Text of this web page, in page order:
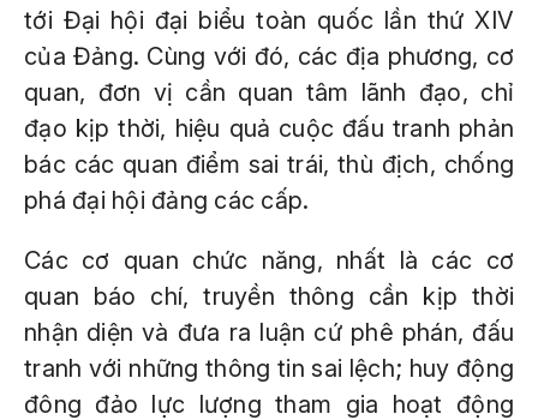
tới Đại hội đại biểu toàn quốc lần thứ XIV
của Đảng. Cùng với đó, các địa phương, cơ
quan, đơn vị cần quan tâm lãnh đạo, chỉ
đạo kịp thời, hiệu quả cuộc đấu tranh phản
bác các quan điểm sai trái, thù địch, chống
phá đại hội đảng các cấp.
Các cơ quan chức năng, nhất là các cơ
quan báo chí, truyền thông cần kịp thời
nhận diện và đưa ra luận cứ phê phán, đấu
tranh với những thông tin sai lệch; huy động
đông đảo lực lượng tham gia hoạt động